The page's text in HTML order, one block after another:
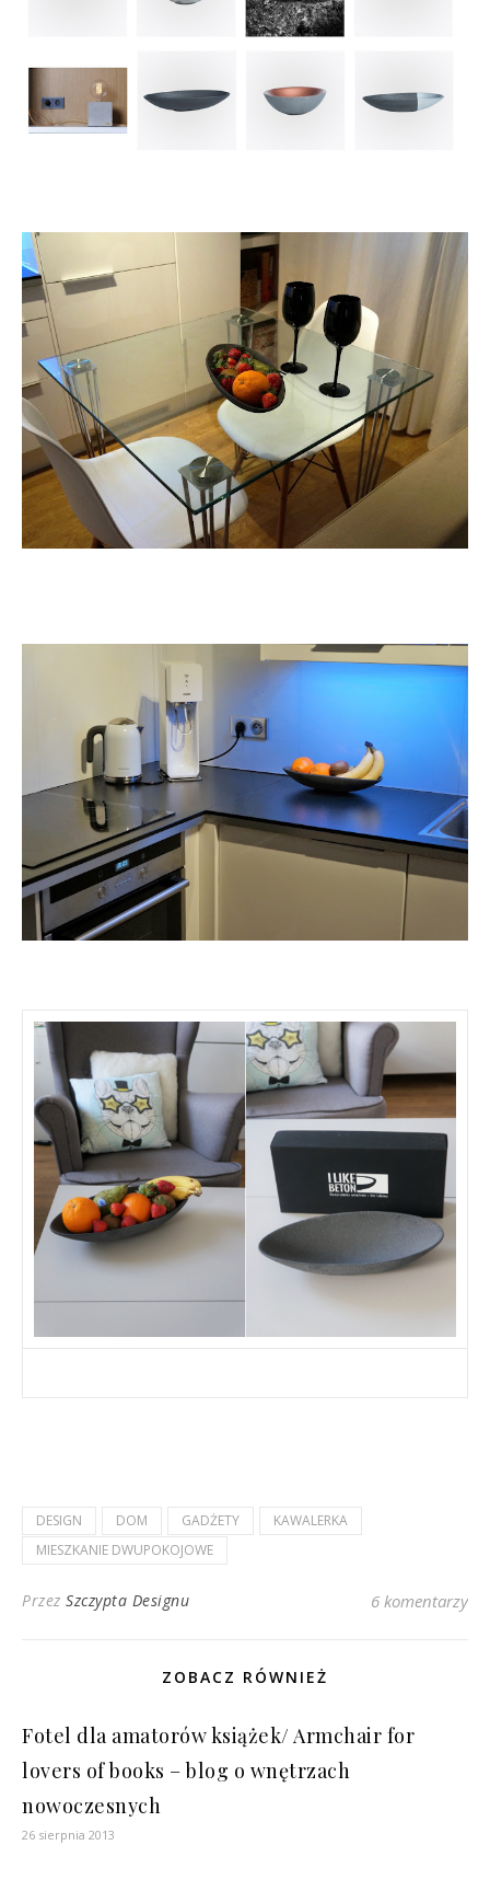
DESIGN DOM GADŻETY
KAWALERKA
MIESZKANIE DWUPOKOJOWE
Przez Szczypta Designu 6 komentarzy
ZOBACZ RÓWNIEŻ
Fotel dla amatorów książek/ Armchair for
lovers of books – blog o wnętrzach
nowoczesnych
26 sierpnia 2013